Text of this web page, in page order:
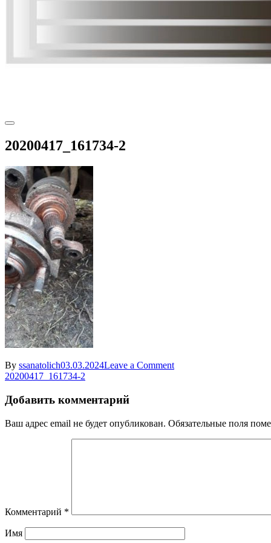
20200417_161734-2
By ssanatolich03.03.2024Leave a Commenton
Навигация
по
записям
20200417_161734-2
Добавить комментарий
Ваш адрес email не будет опубликован. Обязательные поля
Комментарий *
Имя